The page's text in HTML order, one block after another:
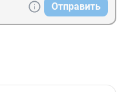
Отправить